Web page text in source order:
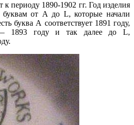
периоду 1890-1902 гг. Год изделия
от А до L, которые начали
буква А соответствует 1891 году,
году и так далее до L,